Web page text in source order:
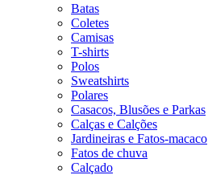
Batas
Coletes
Camisas
T-shirts
Polos
Sweatshirts
Polares
Casacos, Blusões e Parkas
Calças e Calções
Jardineiras e Fatos-macaco
Fatos de chuva
Calçado